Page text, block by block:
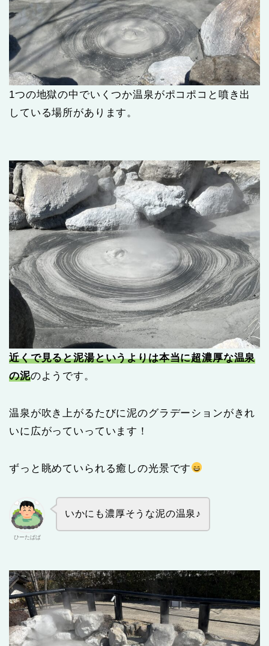
1つの地獄の中でいくつか温泉がポコポコと噴き出
している場所があります。
近くで見ると泥湯というよりは本当に超濃厚な温泉
の泥のようです。
温泉が吹き上がるたびに泥のグラデーションがきれ
いに広がっていっています！
ずっと眺めていられる癒しの光景です
ひーたぱぱ
いかにも濃厚そうな泥の温泉♪